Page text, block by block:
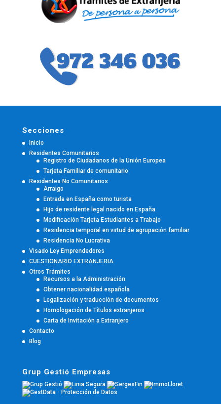
Secciones
Inicio
Residentes Comunitarios
Registro de Ciudadanos de la Unión Europea
Tarjeta Familiar de comunitario
Residentes No Comunitarios
Arraigo
Entrada en España como turista
Hijo de residente legal nacido en España
Modificación Tarjeta Estudiantes a Trabajo
Residencia temporal en virtud de agrupación familiar
Residencia No Lucrativa
Visado Ley Emprendedores
CUESTIONARIO EXTRANJERIA
Otros Trámites
Recursos a la Administración
Obtener nacionalidad española
Legalización y traducción de documentos
Homologación de Títulos extranjeros
Carta de Invitación a Extranjero
Contacto
Blog
Grup Gestió Empresas